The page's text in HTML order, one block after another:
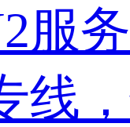
服
线